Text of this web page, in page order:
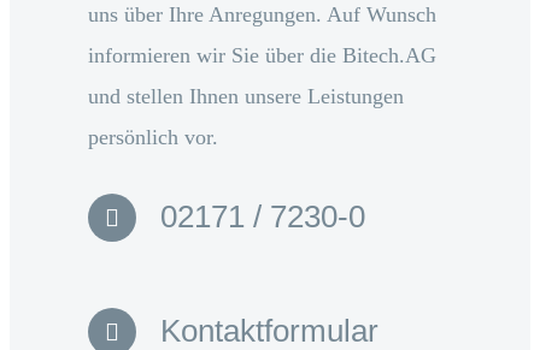
uns über Ihre Anregungen. Auf Wunsch
informieren wir Sie über die Bitech.AG
und stellen Ihnen unsere Leistungen
persönlich vor.
02171 / 7230-0
Kontaktformular